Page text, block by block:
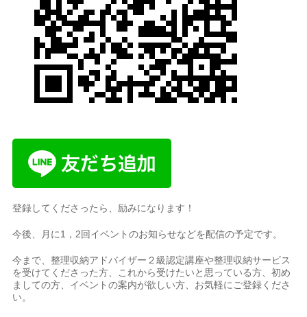
登録してくださったら、励みになります！
今後、月に1，2回イベントのお知らせなどを配信の予定です。
今まで、整理収納アドバイザー２級認定講座や整理収納サービス
を受けてくださった方、これから受けたいと思っている方、初め
ましての方、イベントの案内が欲しい方、お気軽にご登録くださ
い。